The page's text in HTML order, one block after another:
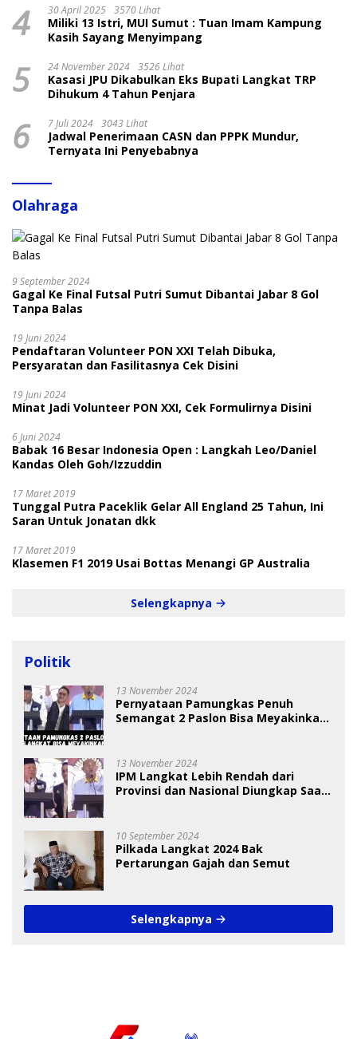
4 30 April 2025 3570 Lihat
Miliki 13 Istri, MUI Sumut : Tuan Imam Kampung
Kasih Sayang Menyimpang
5 24 November 2024 3526 Lihat
Kasasi JPU Dikabulkan Eks Bupati Langkat TRP
Dihukum 4 Tahun Penjara
6 7 Juli 2024 3043 Lihat
Jadwal Penerimaan CASN dan PPPK Mundur,
Ternyata Ini Penyebabnya
Olahraga
9 September 2024
Gagal Ke Final Futsal Putri Sumut Dibantai Jabar 8 Gol
Tanpa Balas
19 Juni 2024
Pendaftaran Volunteer PON XXI Telah Dibuka,
Persyaratan dan Fasilitasnya Cek Disini
19 Juni 2024
Minat Jadi Volunteer PON XXI, Cek Formulirnya Disini
6 Juni 2024
Babak 16 Besar Indonesia Open : Langkah Leo/Daniel
Kandas Oleh Goh/Izzuddin
17 Maret 2019
Tunggal Putra Paceklik Gelar All England 25 Tahun, Ini
Saran Untuk Jonatan dkk
17 Maret 2019
Klasemen F1 2019 Usai Bottas Menangi GP Australia
Selengkapnya
Politik
13 November 2024
Pernyataan Pamungkas Penuh
Semangat 2 Paslon Bisa Meyakinkan
13 November 2024
IPM Langkat Lebih Rendah dari
Provinsi dan Nasional Diungkap Saat
10 September 2024
Pilkada Langkat 2024 Bak
Pertarungan Gajah dan Semut
Selengkapnya